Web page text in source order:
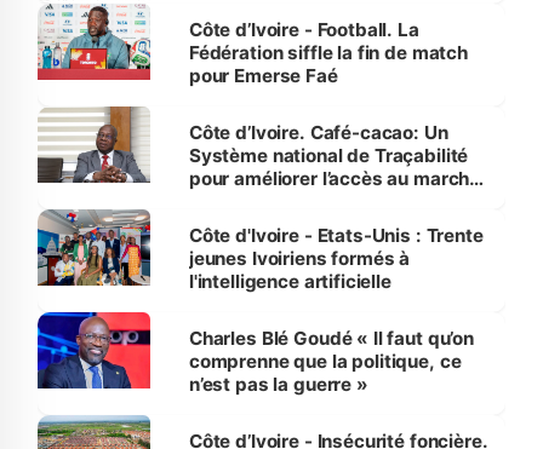
Côte d’Ivoire - Football. La
Fédération siffle la fin de match
pour Emerse Faé
Côte d’Ivoire. Café-cacao: Un
Système national de Traçabilité
pour améliorer l’accès au marché
Côte d'Ivoire - Etats-Unis : Trente
jeunes Ivoiriens formés à
l'intelligence artificielle
Charles Blé Goudé « Il faut qu’on
comprenne que la politique, ce
n’est pas la guerre »
Côte d’Ivoire - Insécurité foncière.